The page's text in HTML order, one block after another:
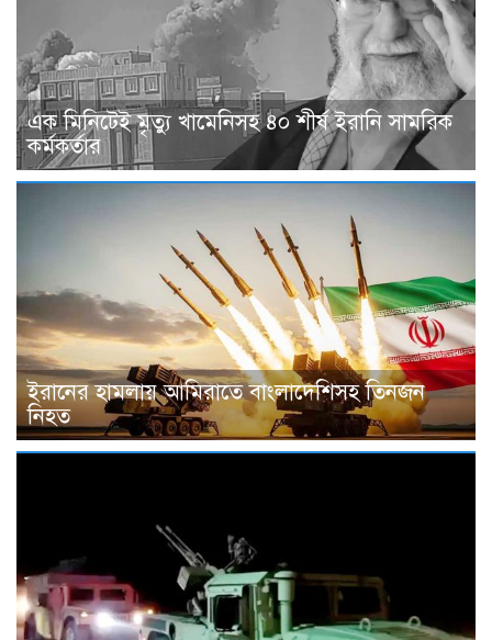
এক মিনিটেই মৃত্যু খামেনিসহ ৪০ শীর্ষ ইরানি সামরিক
কর্মকর্তার
ইরানের হামলায় আমিরাতে বাংলাদেশিসহ তিনজন
নিহত